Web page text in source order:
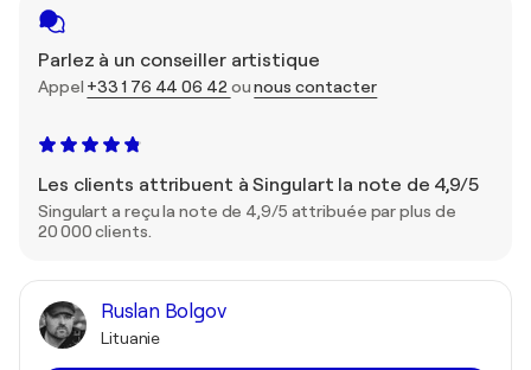
Parlez à un conseiller artistique
Appel +33 1 76 44 06 42 ounous contacter
Les clients attribuent à Singulart la note de 4,9/5
Singulart a reçu la note de 4,9/5 attribuée par plus de
20 000 clients.
Ruslan Bolgov
Lituanie